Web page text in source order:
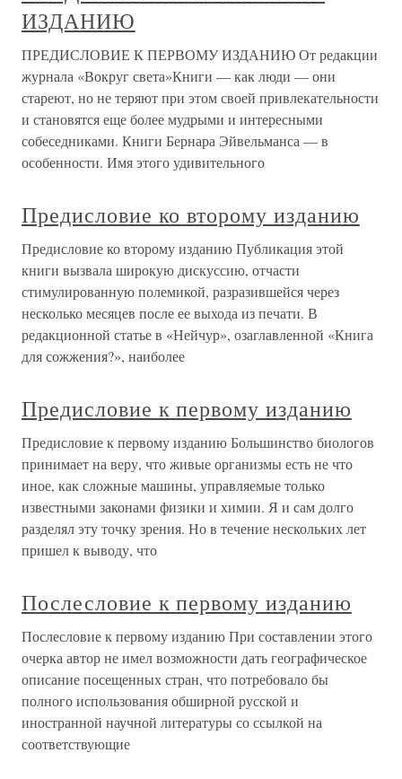
ИЗДАНИЮ
ПРЕДИСЛОВИЕ К ПЕРВОМУ ИЗДАНИЮ От редакции
журнала «Вокруг света»Книги — как люди — они
стареют, но не теряют при этом своей привлекательности
и становятся еще более мудрыми и интересными
собеседниками. Книги Бернара Эйвельманса — в
особенности. Имя этого удивительного
Предисловие ко второму изданию
Предисловие ко второму изданию Публикация этой
книги вызвала широкую дискуссию, отчасти
стимулированную полемикой, разразившейся через
несколько месяцев после ее выхода из печати. В
редакционной статье в «Нейчур», озаглавленной «Книга
для сожжения?», наиболее
Предисловие к первому изданию
Предисловие к первому изданию Большинство биологов
принимает на веру, что живые организмы есть не что
иное, как сложные машины, управляемые только
известными законами физики и химии. Я и сам долго
разделял эту точку зрения. Но в течение нескольких лет
пришел к выводу, что
Послесловие к первому изданию
Послесловие к первому изданию При составлении этого
очерка автор не имел возможности дать географическое
описание посещенных стран, что потребовало бы
полного использования обширной русской и
иностранной научной литературы со ссылкой на
соответствующие